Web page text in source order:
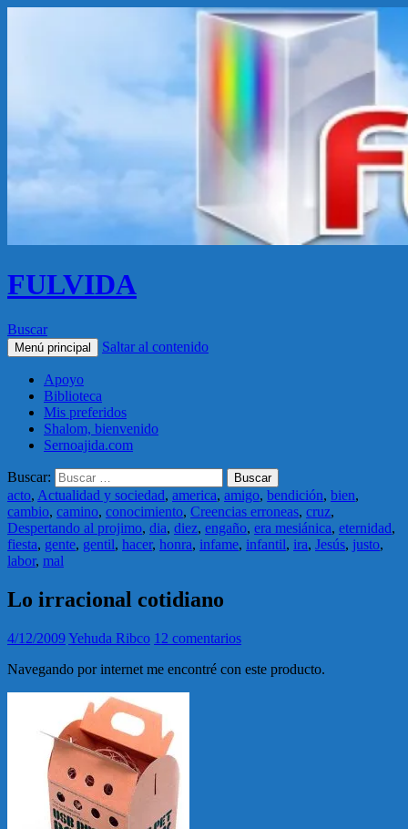
FULVIDA
Buscar
Menú principal Saltar al contenido
Apoyo
Biblioteca
Mis preferidos
Shalom, bienvenido
Sernoajida.com
Buscar:
acto, Actualidad y sociedad, america, amigo, bendición, bien,
cambio, camino, conocimiento, Creencias erroneas, cruz,
Despertando al projimo, dia, diez, engaño, era mesiánica, eternidad,
fiesta, gente, gentil, hacer, honra, infame, infantil, ira, Jesús, justo,
labor, mal
Lo irracional cotidiano
4/12/2009Yehuda Ribco 12 comentarios
Navegando por internet me encontré con este producto.